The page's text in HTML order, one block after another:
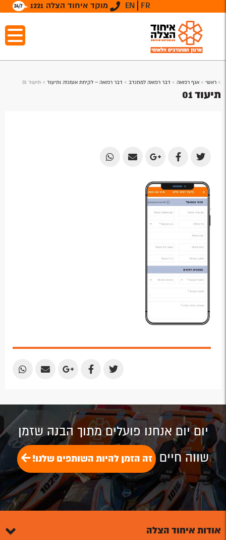
מוקד איחוד הצלה 1221 EN FR
> ראשי > אגף רפואה > דבר רפואה למתנדב > דבר רפואה – לקיחת אנמנזה ותיעוד > תיעוד 01
תיעוד 01
Share
Twitter
Share
Facebook
Share
Google
Plus
Share
Share
Share
Share
Share
Share
Share
יום יום אנחנו פועלים מתוך הבנה שזמן
שווה חיים זה הזמן להיות השותפים שלנו!
אודות איחוד הצלה